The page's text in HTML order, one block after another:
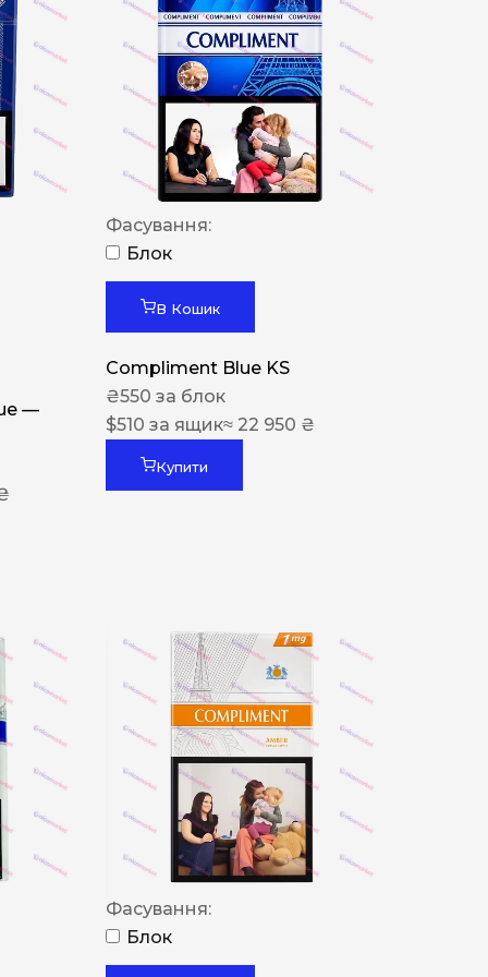
—
Фасування:
Блок
В Кошик
Compliment Blue KS
₴550 за блок
$510 за ящик≈ 22 950 ₴
Купити
Фасування:
Блок